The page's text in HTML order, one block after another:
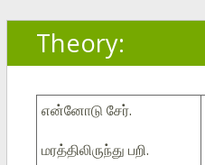
Theory:
என்னோடு சேர்.
மரத்திலிருந்து பறி.